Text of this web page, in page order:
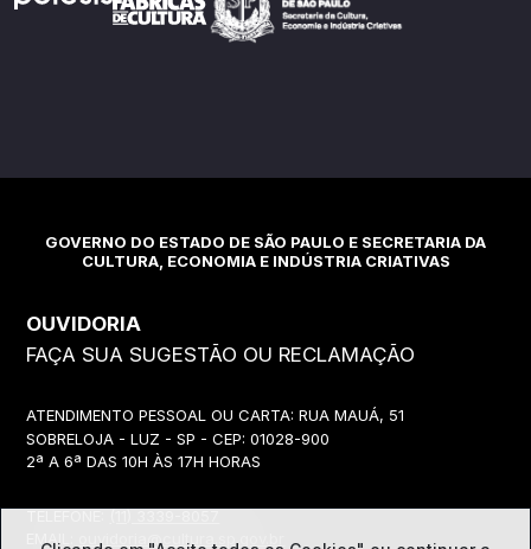
GOVERNO DO ESTADO DE SÃO PAULO E SECRETARIA DA
CULTURA, ECONOMIA E INDÚSTRIA CRIATIVAS
OUVIDORIA
FAÇA SUA SUGESTÃO OU RECLAMAÇÃO
ATENDIMENTO PESSOAL OU CARTA: RUA MAUÁ, 51
SOBRELOJA - LUZ - SP - CEP: 01028-900
2ª A 6ª DAS 10H ÀS 17H HORAS
EMAIL:
ouvidoria@cultura.sp.gov.br